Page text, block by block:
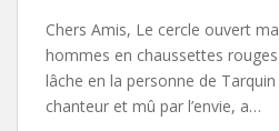
Chers Amis, Le cercle ouvert
hommes en chaussettes
lâche en la personne de
chanteur et mû par l’envie, a…